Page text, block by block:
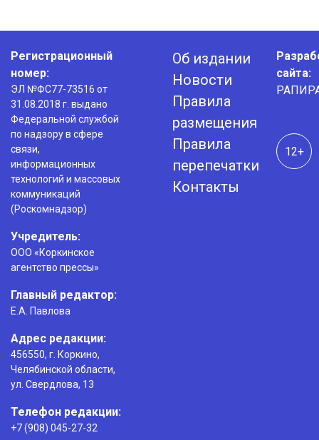
Регистрационный
номер:
ЭЛ №ФС77-73516 от
31.08.2018 г. выдано
Федеральной службой
по надзору в сфере
связи,
информационных
технологий и массовых
коммуникаций
(Роскомнадзор)
Учредитель:
ООО «Коркинское
агентство прессы»
Главный редактор:
Е.А. Павлова
Адрес редакции:
456550, г. Коркино,
Челябинской области,
ул. Свердлова, 13
Телефон редакции:
+7 (908) 045-27-32
Об издании
Новости
Правила
размещения
Правила
перепечатки
Контакты
сайта:
12+